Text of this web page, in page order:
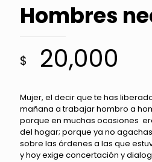
Hombres
$ 20,000
Mujer, el decir que te has
mañana a trabajar hombro a
porque en muchas ocasiones
del hogar; porque ya no
sobre las órdenes a las que
y hoy exige concertación y